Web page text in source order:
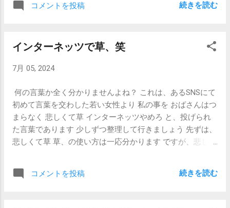
コメントを投稿 続きを読む
インターネッツで草、笑
7月 05, 2024
何の言葉か全く分かりませんよね？ これは、あるSNSにて
初めて言葉を交わした若い女性より 私の事を おばさんはつ
まらなく 悲しくて草 インターネッツやめろ と、投げられ
た言葉であります 少しずつ整理して行きましょう 先ずは、
悲しくて草 草、の使い方は一応分かります ですが、悲しい
まう 文章の脈略しては全く成り立っておりません 今後の日
コメントを投稿 続きを読む